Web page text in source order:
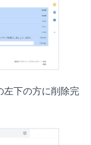
左下の方に削除完